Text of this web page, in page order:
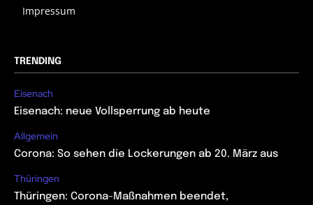
Impressum
TRENDING
Eisenach
Eisenach: neue Vollsperrung ab heute
Allgemein
Corona: So sehen die Lockerungen ab 20. März aus
Thüringen
Thüringen: Corona-Maßnahmen beendet,